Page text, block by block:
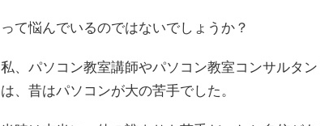
って悩んでいるのではないでしょうか？
私、パソコン教室講師やパソコン教室コンサルタ
は、昔はパソコンが大の苦手でした。